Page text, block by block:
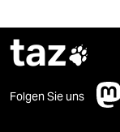
taz
Folgen Sie uns